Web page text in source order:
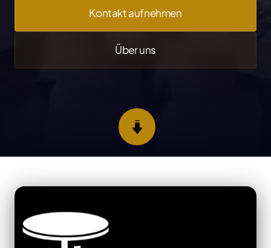
Kontakt aufnehmen
Über uns